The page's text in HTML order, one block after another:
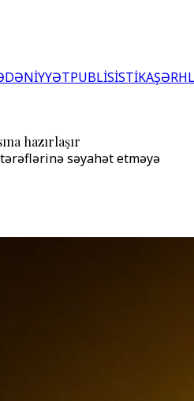
PUBLİSİSTİKA
hazırlaşır
səyahət etməyə